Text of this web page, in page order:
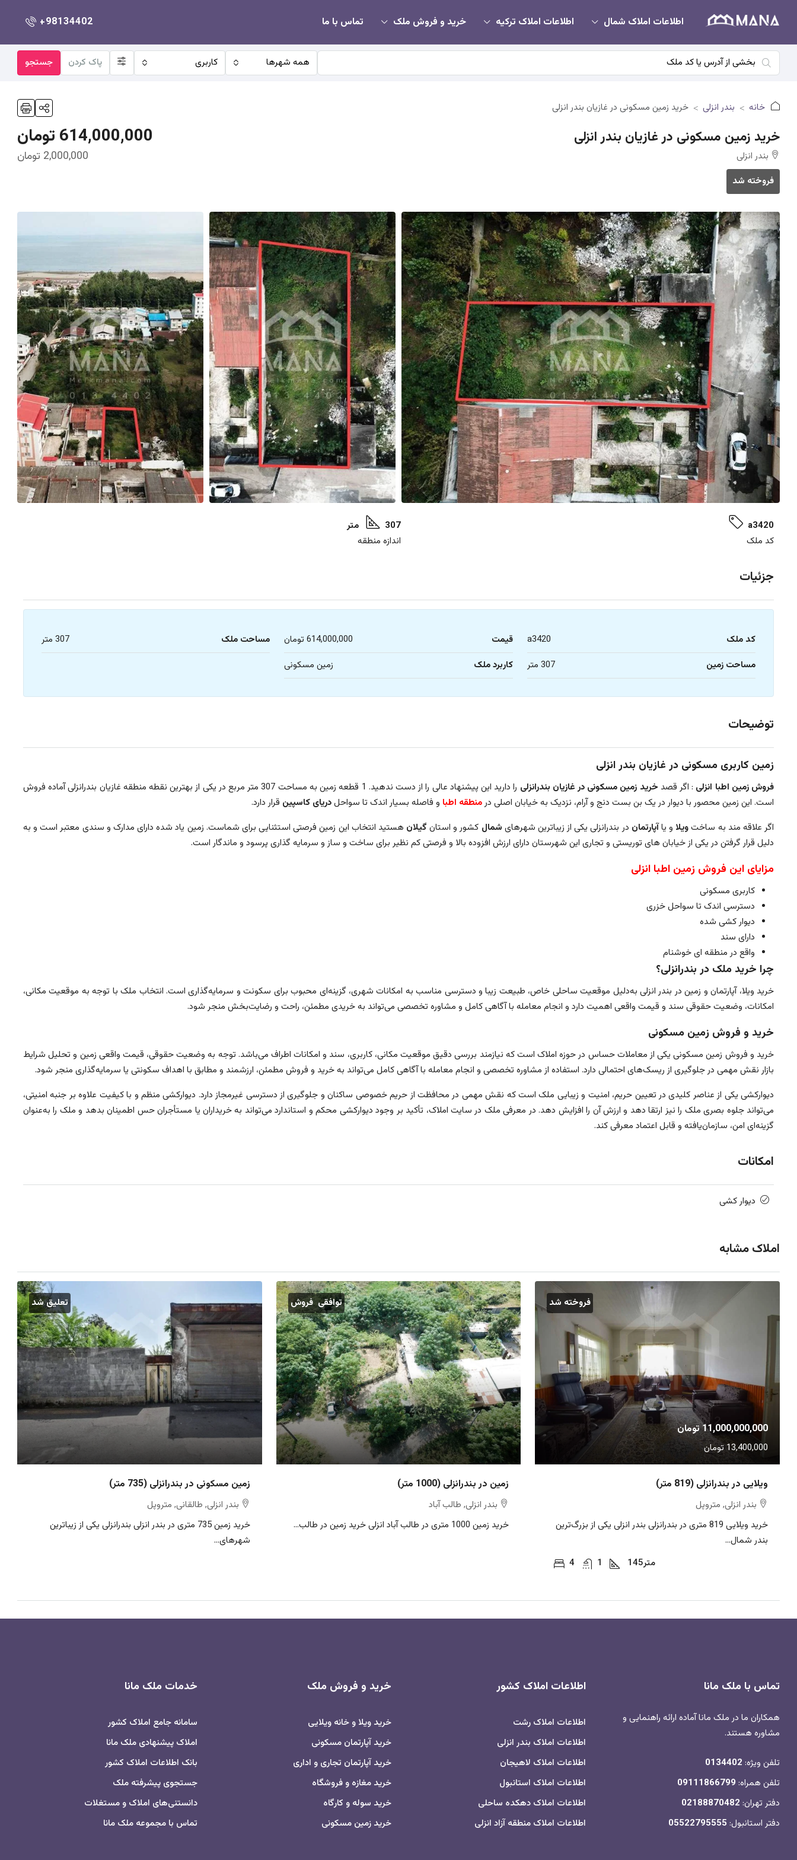
اطلاعات املاک شمال اطلاعات املاک ترکیه خرید و فروش ملک تماس با ما +98134402
همه شهرها کاربری پاک کردن جستجو
خانه بندر انزلی خرید زمین مسکونی در غازیان بندر انزلی
خرید زمین مسکونی در غازیان بندر انزلی
بندر انزلی
فروخته شد
614,000,000 تومان
2,000,000 تومان
a3420
کد ملک
307 متر
اندازه منطقه
جزئیات
کد ملک a3420 قیمت 614,000,000 تومان مساحت ملک
307 متر
مساحت زمین
307 متر کاربرد ملک زمین مسکونی
توضیحات
زمین کاربری مسکونی در غازیان بندر انزلی
فروش زمین اطبا انزلی : اگر قصد خرید زمین مسکونی در غازیان بندرانزلی
را دارید این پیشنهاد عالی را از دست ندهید. 1 قطعه زمین به مساحت 307 متر مربع در یکی از بهترین نقطه منطقه غازیان بندرانزلی آماده فروش
است. این زمین محصور با دیوار در یک بن بست دنج و آرام، نزدیک به خیابان اصلی درمنطقه اطبا و فاصله بسیار اندک تا سواحلدریای کاسپین قرار دارد.
اگر علاقه مند به ساختویلا و یاآپارتمان در بندرانزلی یکی از زیباترین شهرهای شمال کشور و استان گیلان هستید انتخاب این زمین فرصتی استثنایی برای شماست. زمین یاد شده دارای مدارک و سندی معتبر است و به
دلیل قرار گرفتن در یکی از خیابان های توریستی و تجاری این شهرستان دارای ارزش افزوده بالا و فرصتی کم نظیر برای ساخت و ساز و سرمایه گذاری پرسود و ماندگار است.
مزایای این فروش زمین اطبا انزلی
کاربری مسکونی
دسترسی اندک تا سواحل خزری
دیوار کشی شده
دارای سند
واقع در منطقه ای خوشنام
چرا خرید ملک در بندرانزلی؟
خرید ویلا، آپارتمان و زمین در بندر انزلی به‌دلیل موقعیت ساحلی خاص، طبیعت زیبا و دسترسی مناسب به امکانات شهری، گزینه‌ای محبوب برای سکونت و سرمایه‌گذاری است. انتخاب ملک با توجه به موقعیت مکانی،
امکانات، وضعیت حقوقی سند و قیمت واقعی اهمیت دارد و انجام معامله با آگاهی کامل و مشاوره تخصصی می‌تواند به خریدی مطمئن، راحت و رضایت‌بخش منجر شود.
خرید و فروش زمین مسکونی
خرید و فروش زمین مسکونی یکی از معاملات حساس در حوزه املاک است که نیازمند بررسی دقیق موقعیت مکانی، کاربری، سند و امکانات اطراف می‌باشد. توجه به وضعیت حقوقی، قیمت واقعی زمین و تحلیل شرایط
بازار نقش مهمی در جلوگیری از ریسک‌های احتمالی دارد. استفاده از مشاوره تخصصی و انجام معامله با آگاهی کامل می‌تواند به خرید و فروش مطمئن، ارزشمند و مطابق با اهداف سکونتی یا سرمایه‌گذاری منجر شود.
دیوارکشی یکی از عناصر کلیدی در تعیین حریم، امنیت و زیبایی ملک است که نقش مهمی در محافظت از حریم خصوصی ساکنان و جلوگیری از دسترسی غیرمجاز دارد. دیوارکشی منظم و با کیفیت علاوه بر جنبه امنیتی،
می‌تواند جلوه بصری ملک را نیز ارتقا دهد و ارزش آن را افزایش دهد. در معرفی ملک در سایت املاک، تأکید بر وجود دیوارکشی محکم و استاندارد می‌تواند به خریداران یا مستأجران حس اطمینان بدهد و ملک را به‌عنوان
گزینه‌ای امن، سازمان‌یافته و قابل اعتماد معرفی کند.
امکانات
دیوار کشی
املاک مشابه
فروخته شد
11,000,000,000 تومان
13,400,000 تومان
ویلایی در بندرانزلی (819 متر)
بندر انزلی, متروپل
خرید ویلایی 819 متری در بندرانزلی بندر انزلی یکی از بزرگ‌ترین
بندر شمال...
4
1 145متر
توافقی فروش
زمین در بندرانزلی (1000 متر)
بندر انزلی, طالب آباد
خرید زمین 1000 متری در طالب آباد انزلی خرید زمین در طالب...
تعلیق شد
زمین مسکونی در بندرانزلی (735 متر)
بندر انزلی, طالقانی, متروپل
خرید زمین 735 متری در بندر انزلی بندرانزلی یکی از زیباترین
شهرهای...
تماس با ملک مانا
همکاران ما در ملک مانا آماده ارائه راهنمایی و
مشاوره هستند.
تلفن ویژه: 0134402
تلفن همراه: 09111866799
دفتر تهران: 02188870482
دفتر استانبول: 05522795555
اطلاعات املاک کشور
اطلاعات املاک رشت
اطلاعات املاک بندر انزلی
اطلاعات املاک لاهیجان
اطلاعات املاک استانبول
اطلاعات املاک دهکده ساحلی
اطلاعات املاک منطقه آزاد انزلی
خرید و فروش ملک
خرید ویلا و خانه ویلایی
خرید آپارتمان مسکونی
خرید آپارتمان تجاری و اداری
خرید مغازه و فروشگاه
خرید سوله و کارگاه
خرید زمین مسکونی
خدمات ملک مانا
سامانه جامع املاک کشور
املاک پیشنهادی ملک مانا
بانک اطلاعات املاک کشور
جستجوی پیشرفته ملک
دانستنی‌های املاک و مستغلات
تماس با مجموعه ملک مانا